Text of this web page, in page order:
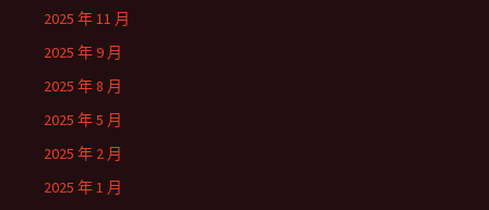
2025 年 11 月
2025 年 9 月
2025 年 8 月
2025 年 5 月
2025 年 2 月
2025 年 1 月